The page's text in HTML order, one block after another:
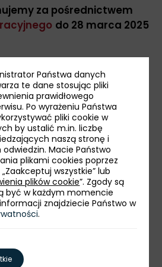
za pośrednictwem
do 28 marca 2025
pytań prosimy o
Zlatojev,
lub/i na
65 4801 750.
Państwa danych
te dane stosując pliki
prawidłowego
Po wyrażeniu Państwa
pliki cookie w
by ustalić m.in. liczbę
naszą stronę i
Macie Państwo
plikami cookies poprzez
wszystkie” lub
plików cookie”. Zgody są
być w każdym momencie
znajdziecie Państwo w
.